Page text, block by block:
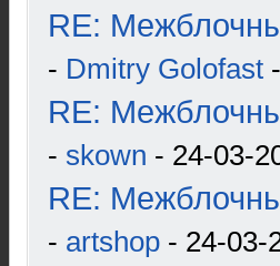
RE:
- Dmitry Golofast
RE:
- skown - 24-03-
RE:
- artshop - 24-03-